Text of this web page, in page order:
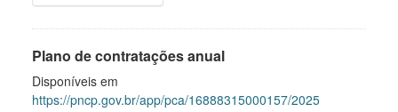
Plano de contratações anual
Disponíveis em
https://pncp.gov.br/app/pca/16888315000157/2025